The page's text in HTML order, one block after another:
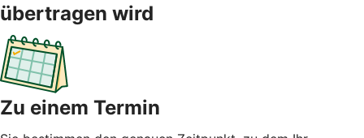
übertragen wird
Zu einem Termin